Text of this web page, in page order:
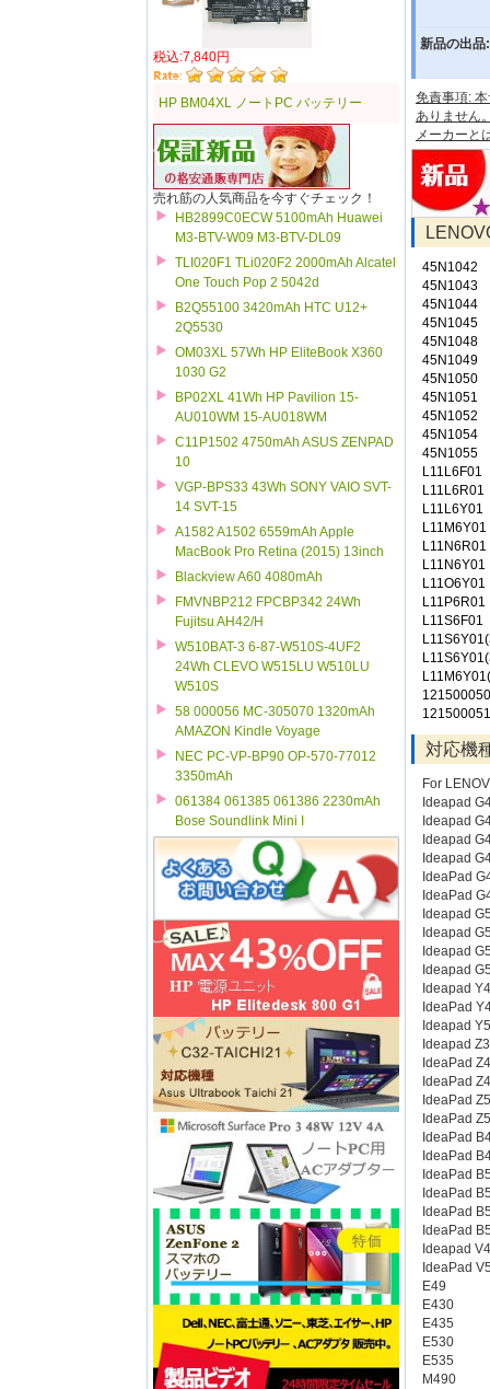
税込:7,840円
HP BM04XL ノートPC バッテリー
売れ筋の人気商品を今すぐチェック！
HB2899C0ECW 5100mAh Huawei
M3-BTV-W09 M3-BTV-DL09
TLI020F1 TLi020F2 2000mAh Alcatel
One Touch Pop 2 5042d
B2Q55100 3420mAh HTC U12+
2Q5530
OM03XL 57Wh HP EliteBook X360
1030 G2
BP02XL 41Wh HP Pavilion 15-
AU010WM 15-AU018WM
C11P1502 4750mAh ASUS ZENPAD
10
VGP-BPS33 43Wh SONY VAIO SVT-
14 SVT-15
A1582 A1502 6559mAh Apple
MacBook Pro Retina (2015) 13inch
Blackview A60 4080mAh
FMVNBP212 FPCBP342 24Wh
Fujitsu AH42/H
W510BAT-3 6-87-W510S-4UF2
24Wh CLEVO W515LU W510LU
W510S
58 000056 MC-305070 1320mAh
AMAZON Kindle Voyage
NEC PC-VP-BP90 OP-570-77012
3350mAh
061384 061385 061386 2230mAh
Bose Soundlink Mini I
新品の出品:
免責事項:
ありません
メーカーと
45N1042
45N1043
45N1044
45N1045
45N1048
45N1049
45N1050
45N1051
45N1052
45N1054
45N1055
L11L6F01
L11L6R01
L11L6Y01
L11M6Y01
L11N6R01
L11N6Y01
L11O6Y01
L11P6R01
L11S6F01
121500050
121500051
対応機
For
Ideapad
Ideapad
Ideapad
Ideapad
IdeaPad
IdeaPad
Ideapad
Ideapad
Ideapad
Ideapad
Ideapad
IdeaPad
Ideapad
Ideapad
IdeaPad
IdeaPad
IdeaPad
IdeaPad
IdeaPad
IdeaPad
IdeaPad
IdeaPad
IdeaPad
IdeaPad
Ideapad
IdeaPad
E49
E430
E435
E530
E535
M490